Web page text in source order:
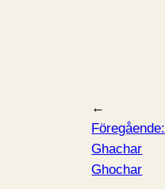
←
Föregående:
Ghachar
Ghochar